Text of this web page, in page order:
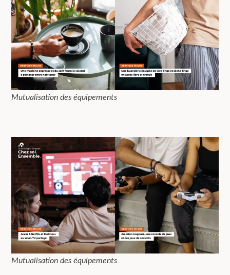
Mutualisation des équipements
Mutualisation des équipements